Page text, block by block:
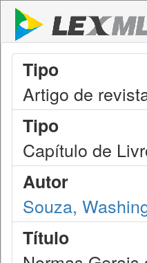
Tipo
Artigo de
Tipo
Capítulo de
Autor
Souza,
Título